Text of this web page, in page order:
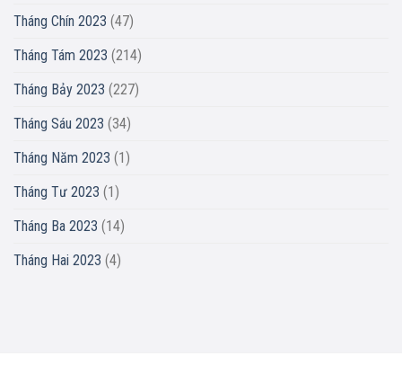
Tháng Chín 2023 (47)
Tháng Tám 2023 (214)
Tháng Bảy 2023 (227)
Tháng Sáu 2023 (34)
Tháng Năm 2023 (1)
Tháng Tư 2023 (1)
Tháng Ba 2023 (14)
Tháng Hai 2023 (4)